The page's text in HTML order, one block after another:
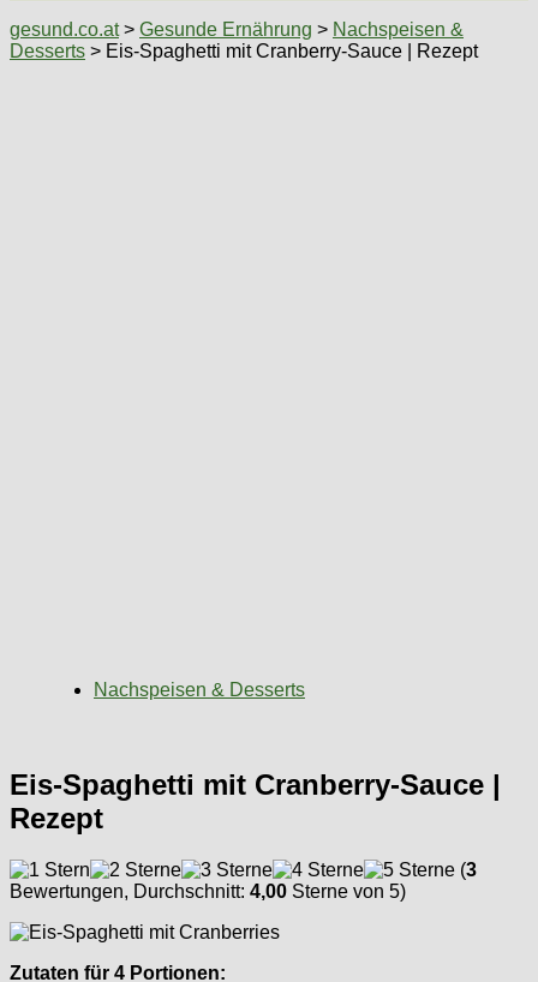
gesund.co.at> Gesunde Ernährung > Nachspeisen &
Desserts > Eis-Spaghetti mit Cranberry-Sauce | Rezept
Nachspeisen & Desserts
Eis-Spaghetti mit Cranberry-Sauce |
Rezept
(3
Bewertungen, Durchschnitt: 4,00 Sterne von 5)
Zutaten für 4 Portionen: